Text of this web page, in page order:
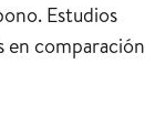
Estudios
en comparación